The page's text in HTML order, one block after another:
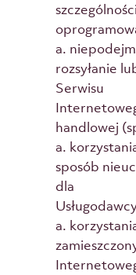
a.
rozsyłanie
Serwisu
handlowej
a.
sposób
dla
a.